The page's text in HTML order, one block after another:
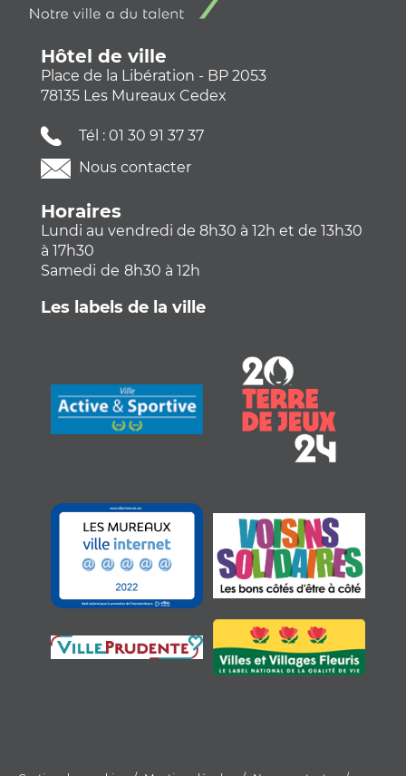
Hôtel de ville
Place de la Libération - BP 2053
78135 Les Mureaux Cedex
Tél : 01 30 91 37 37
Nous contacter
Horaires
Lundi au vendredi de 8h30 à 12h et de 13h30
à 17h30
Samedi de 8h30 à 12h
Les labels de la ville